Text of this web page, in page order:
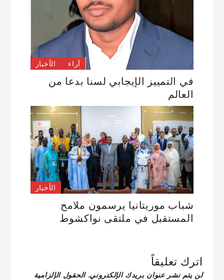
آراء الأخبار
في التمييز الإيجابي لسنا بدعا من
العالم
الأخبار
شباب موريتانيا يرسمون ملامح
المستقبل في ملتقى نواكشوط
اترك تعليقاً
لن يتم نشر عنوان بريدك الإلكتروني. الحقول الإلزامية